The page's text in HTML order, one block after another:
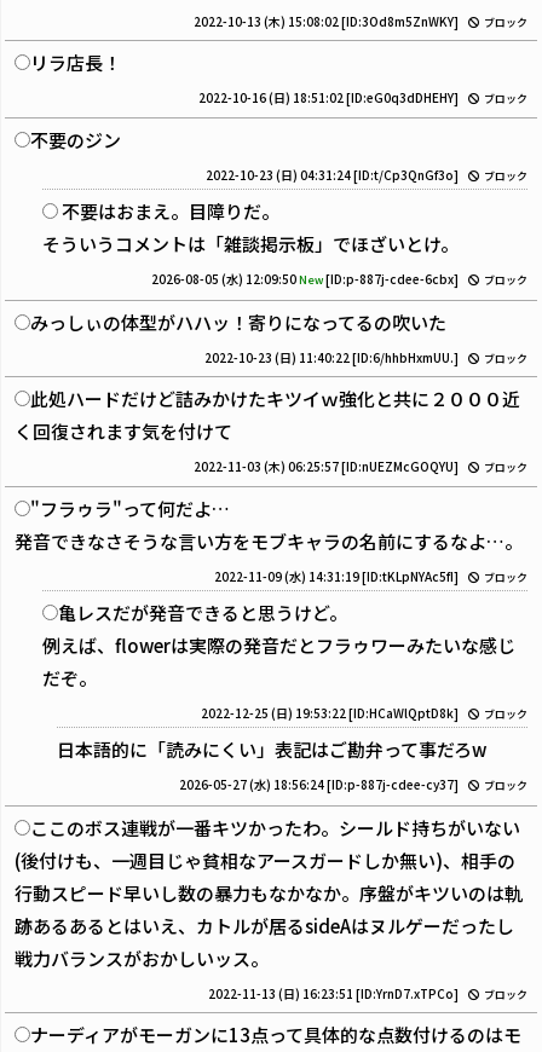
2022-10-13 (木) 15:08:02 [ID:3Od8m5ZnWKY] ブロック
リラ店長！
2022-10-16 (日) 18:51:02[ID:eG0q3dDHEHY] ブロック
不要のジン
2022-10-23 (日) 04:31:24[ID:t/Cp3QnGf3o] ブロック
不要はおまえ。目障りだ。
そういうコメントは「雑談掲示板」でほざいとけ。
2026-08-05 (水) 12:09:50New[ID:p-887j-cdee-6cbx] ブロック
みっしぃの体型がハハッ！寄りになってるの吹いた
2022-10-23 (日) 11:40:22 [ID:6/hhbHxmUU.] ブロック
此処ハードだけど詰みかけたキツイｗ強化と共に２０００近
く回復されます気を付けて
2022-11-03 (木) 06:25:57[ID:nUEZMcGOQYU] ブロック
"フラゥラ"って何だよ…
発音できなさそうな言い方をモブキャラの名前にするなよ…。
2022-11-09 (水) 14:31:19[ID:tKLpNYAc5fI] ブロック
亀レスだが発音できると思うけど。
例えば、flowerは実際の発音だとフラゥワーみたいな感じ
だぞ。
2022-12-25 (日) 19:53:22 [ID:HCaWlQptD8k] ブロック
日本語的に「読みにくい」表記はご勘弁って事だろw
2026-05-27 (水) 18:56:24[ID:p-887j-cdee-cy37] ブロック
ここのボス連戦が一番キツかったわ。シールド持ちがいない
(後付けも、一週目じゃ貧相なアースガードしか無い)、相手の
行動スピード早いし数の暴力もなかなか。序盤がキツいのは軌
跡あるあるとはいえ、カトルが居るsideAはヌルゲーだったし
戦力バランスがおかしいッス。
2022-11-13 (日) 16:23:51 [ID:YrnD7.xTPCo] ブロック
ナーディアがモーガンに13点って具体的な点数付けるのはモ